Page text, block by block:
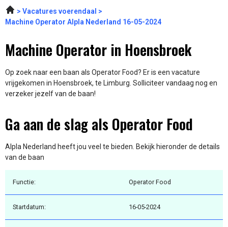
Vacatures voerendaal
Machine Operator Alpla Nederland 16-05-2024
Machine Operator in Hoensbroek
Op zoek naar een baan als Operator Food? Er is een vacature
vrijgekomen in Hoensbroek, te Limburg. Solliciteer vandaag nog en
verzeker jezelf van de baan!
Ga aan de slag als Operator Food
Alpla Nederland heeft jou veel te bieden. Bekijk hieronder de details
van de baan
Functie: Operator Food
Startdatum: 16-05-2024